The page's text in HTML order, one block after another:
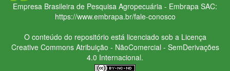
Empresa Brasileira de Pesquisa Agropecuária - Embrapa SAC:
https://www.embrapa.br/fale-conosco
O conteúdo do repositório está licenciado sob a Licença
Creative CommonsAtribuição - NãoComercial - SemDerivações
4.0 Internacional.